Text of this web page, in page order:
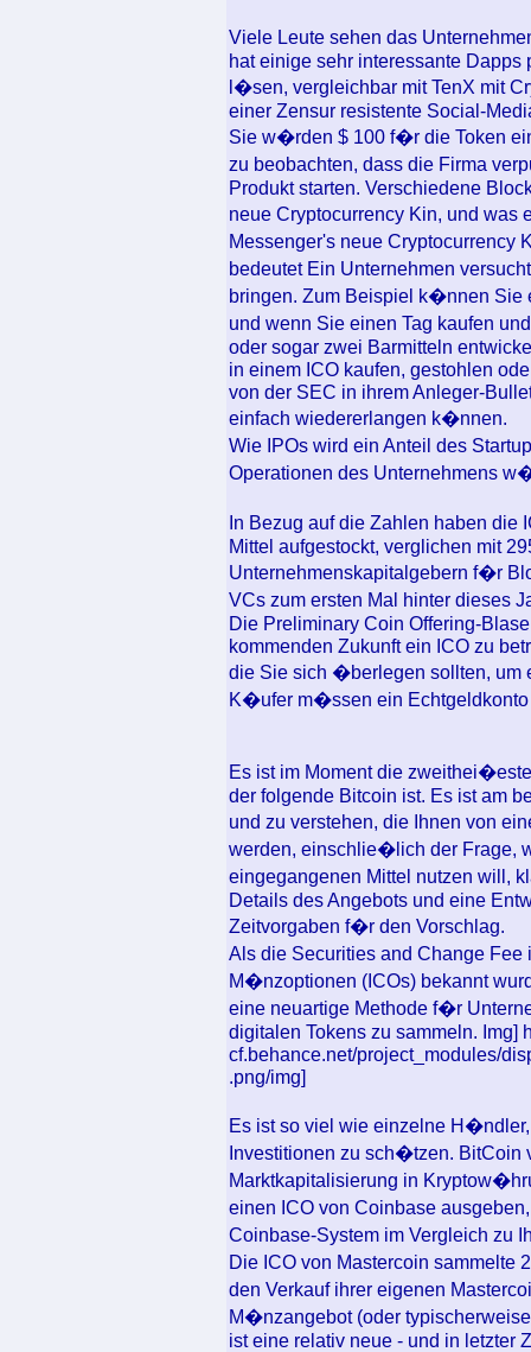
Viele Leute sehen das
hat einige sehr interessante
l�sen, vergleichbar mit TenX mit
einer Zensur resistente Social-
Sie w�rden $ 100 f�r die Token
zu beobachten, dass die Firma
Produkt starten. Verschiedene
neue Cryptocurrency Kin, und
Messenger's neue Cryptocurrency
bedeutet Ein Unternehmen
bringen. Zum Beispiel k�nnen Sie
und wenn Sie einen Tag kaufen
oder sogar zwei Barmitteln
in einem ICO kaufen, gestohlen
von der SEC in ihrem Anleger-
einfach wiedererlangen k�nnen.
Wie IPOs wird ein Anteil des
Operationen des Unternehmens
In Bezug auf die Zahlen haben
Mittel aufgestockt, verglichen mit
Unternehmenskapitalgebern f�r
VCs zum ersten Mal hinter dieses
Die Preliminary Coin Offering-
kommenden Zukunft ein ICO zu
die Sie sich �berlegen sollten, um
K�ufer m�ssen ein
Es ist im Moment die
der folgende Bitcoin ist. Es ist am
und zu verstehen, die Ihnen von
werden, einschlie�lich der Frage,
eingegangenen Mittel nutzen will,
Details des Angebots und eine
Zeitvorgaben f�r den Vorschlag.
Als die Securities and Change
M�nzoptionen (ICOs) bekannt
eine neuartige Methode f�r
digitalen Tokens zu sammeln. Img]
cf.behance.net/project_modules/
.png/img]
Es ist so viel wie einzelne
Investitionen zu sch�tzen. BitCoin
Marktkapitalisierung in
einen ICO von Coinbase
Coinbase-System im Vergleich zu
Die ICO von Mastercoin
den Verkauf ihrer eigenen
M�nzangebot (oder
ist eine relativ neue - und in letzter